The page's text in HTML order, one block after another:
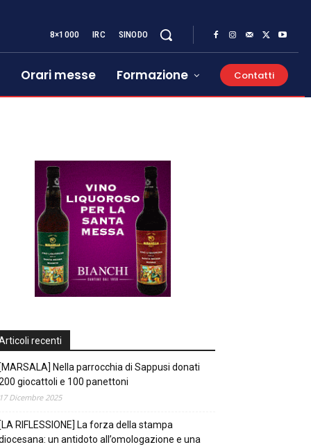
8×1000 IRC SINODO
Orari messe Formazione Contatti
recenti
Nella parrocchia di Sappusi donati
giocattoli e 100 panettoni
Dicembre 2025
RIFLESSIONE] La forza della stampa
un antidoto all’omologazione e una